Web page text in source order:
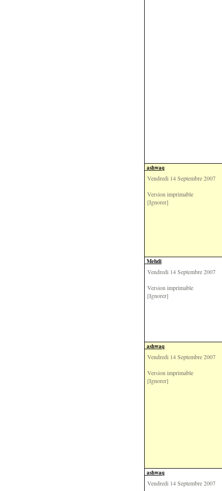
ashwaq
Vendredi 14 Septembre 2007
Version imprimable
[Ignorer]
Mehdi
Vendredi 14 Septembre 2007
Version imprimable
[Ignorer]
ashwaq
Vendredi 14 Septembre 2007
Version imprimable
[Ignorer]
ashwaq
Vendredi 14 Septembre 2007